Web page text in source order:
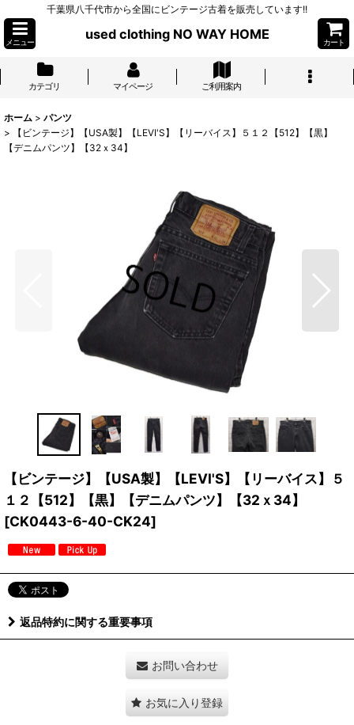
千葉県八千代市から全国にビンテージ古着を販売しています!!
メニュー
used clothing NO WAY HOME
カート
カテゴリ マイページ ご利用案内
ホーム > パンツ
>
【ビンテージ】【USA製】【LEVI'S】【リーバイス】５１２【512】【黒】
【デニムパンツ】【32ｘ34】
【ビンテージ】【USA製】【LEVI'S】【リーバイス】５
１２【512】【黒】【デニムパンツ】【32ｘ34】
[CK0443-6-40-CK24]
返品特約に関する重要事項
お問い合わせ
お気に入り登録